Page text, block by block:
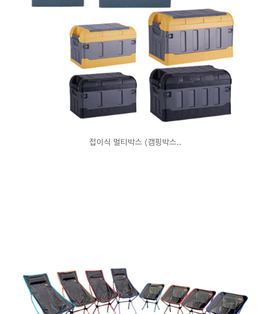
접이식 멀티박스 (캠핑박스..